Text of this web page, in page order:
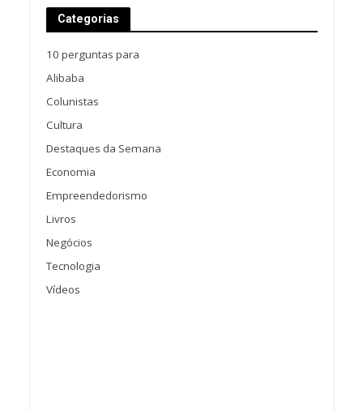
Categorias
10 perguntas para
Alibaba
Colunistas
Cultura
Destaques da Semana
Economia
Empreendedorismo
Livros
Negócios
Tecnologia
Vídeos